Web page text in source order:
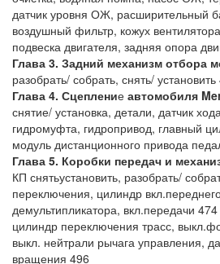
датчик уровня ОЖ, расширительный
воздушный фильтр, кожух
подвеска двигателя, задняя опора
Глава 3. Задний механизм отбора
разобрать/ собрать, снять/ установить
Глава 4. Сцепление автомобиля
снятие/ установка, детали, датчик
гидромуфта, гидропривод, главный
модуль дистанционного привода
Глава 5. Коробки передач и
КП снятьустановить, разобрать/
переключения, цилиндр
демультипликатора, вкл.передачи 474
цилиндр переключения трасс,
выкл. нейтрали рычага управления,
вращения 496